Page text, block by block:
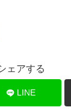
ェアする
LINE